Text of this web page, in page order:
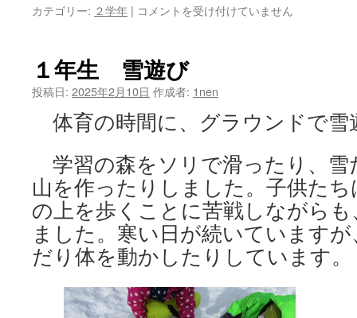
カテゴリー: ２学年 | ２
し
い
ね！
遊
び
は
コメントを受け付けていません
１年生 雪遊び
投稿日: 2025年2月10日 作成者: 1nen
体育の時間に、グラウンドで雪
学習の森をソリで滑ったり、雪
山を作ったりしました。子供た
の上を歩くことに苦戦しながら
ました。寒い日が続いています
だり体を動かしたりしています。